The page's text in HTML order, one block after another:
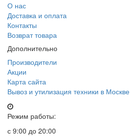
О нас
Доставка и оплата
Контакты
Возврат товара
Дополнительно
Производители
Акции
Карта сайта
Вывоз и утилизация техники в Москве
Режим работы:
с 9:00 до 20:00